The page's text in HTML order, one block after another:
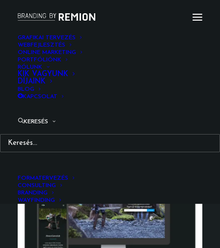
GRAFIKAI TERVEZÉS
WEBFEJLESZTÉS
ONLINE MARKETING
PORTFÓLIÓNK
RÓLUNK
KIK VAGYUNK
DÍJAINK
BLOG
KAPCSOLAT
KERESÉS
FORMATERVEZÉS
CONSULTING
BRANDING
WAYFINDING
Senses Website